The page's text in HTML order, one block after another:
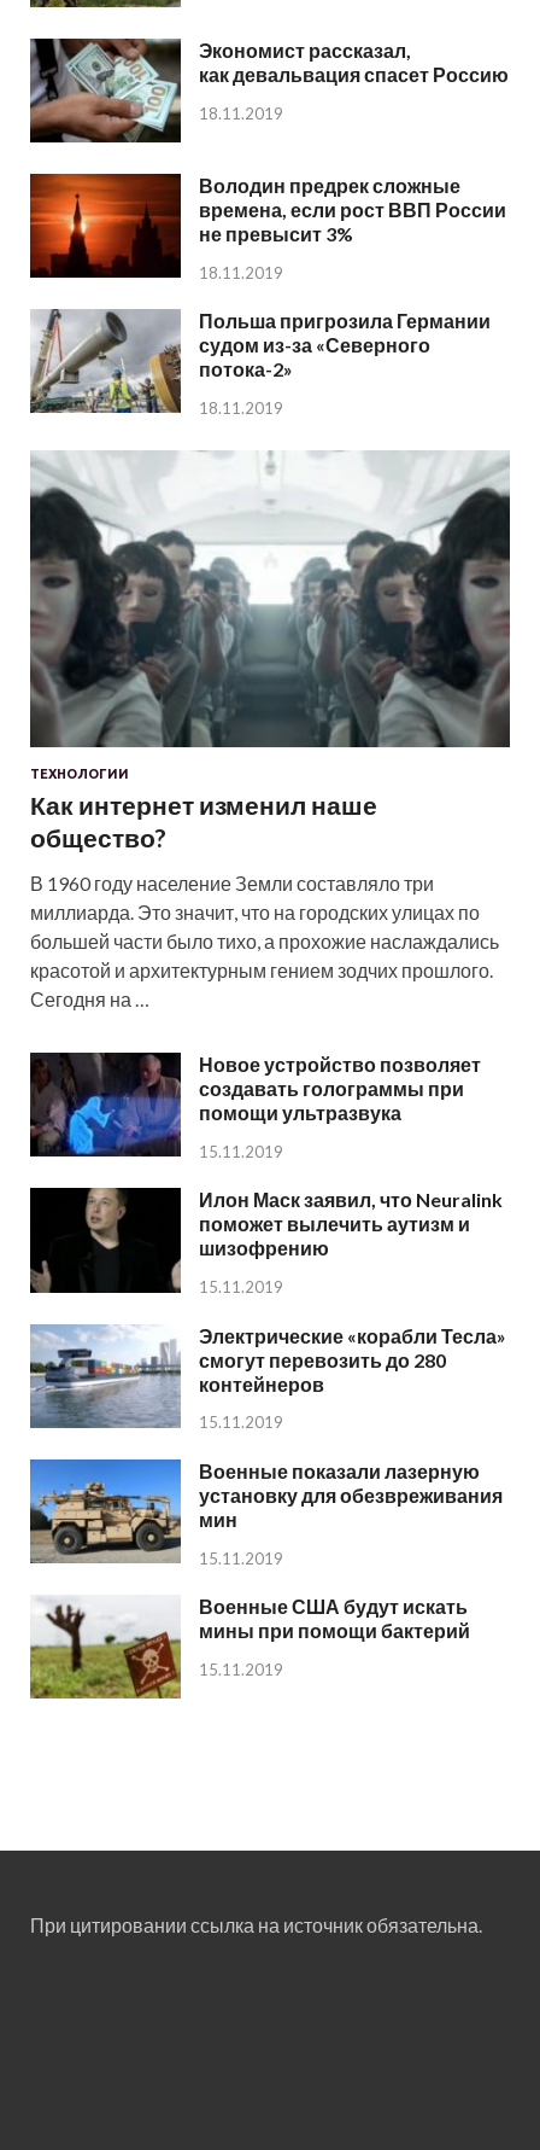
Экономист рассказал,
как девальвация спасет Россию
18.11.2019
Володин предрек сложные
времена, если рост ВВП России
не превысит 3%
18.11.2019
Польша пригрозила Германии
судом из-за «Северного
потока-2»
18.11.2019
ТЕХНОЛОГИИ
Как интернет изменил наше
общество?
В 1960 году население Земли составляло три
миллиарда. Это значит, что на городских улицах по
большей части было тихо, а прохожие наслаждались
красотой и архитектурным гением зодчих прошлого.
Сегодня на …
Новое устройство позволяет
создавать голограммы при
помощи ультразвука
15.11.2019
Илон Маск заявил, что Neuralink
поможет вылечить аутизм и
шизофрению
15.11.2019
Электрические «корабли Тесла»
смогут перевозить до 280
контейнеров
15.11.2019
Военные показали лазерную
установку для обезвреживания
мин
15.11.2019
Военные США будут искать
мины при помощи бактерий
15.11.2019
При цитировании ссылка на источник обязательна.